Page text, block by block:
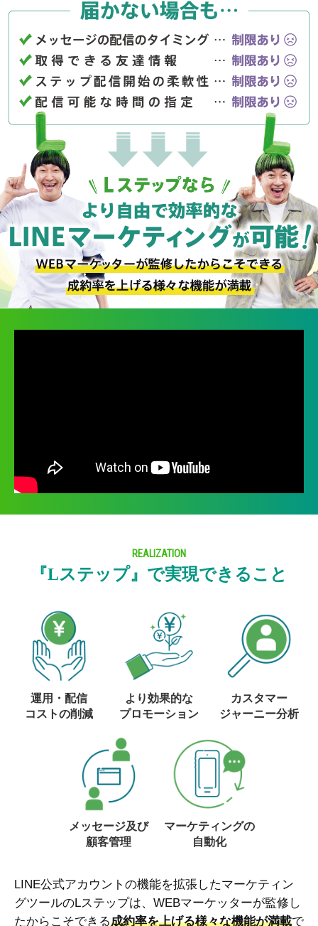
REALIZATION
『Lステップ』で実現できること
運用・配信
コストの削減
より効果的な
プロモーション
カスタマー
ジャーニー分析
メッセージ及び
顧客管理
マーケティングの
自動化
LINE公式アカウントの機能を拡張したマーケティン
グツールのLステップは、WEBマーケッターが監修し
たからこそできる成約率を上げる様々な機能が満載で